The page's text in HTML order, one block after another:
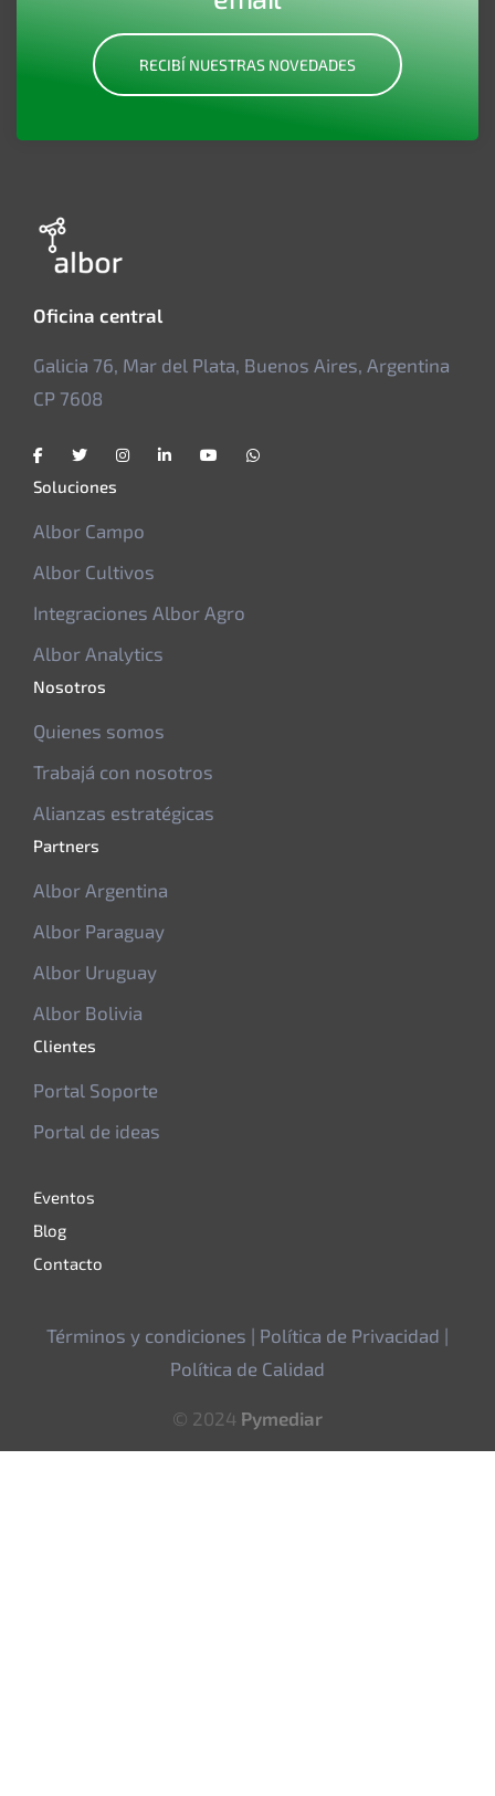
RECIBÍ NUESTRAS NOVEDADES
Oficina central
Galicia 76, Mar del Plata, Buenos Aires, Argentina
CP 7608
Soluciones
Albor Campo
Albor Cultivos
Integraciones Albor Agro
Albor Analytics
Nosotros
Quienes somos
Trabajá con nosotros
Alianzas estratégicas
Partners
Albor Argentina
Albor Paraguay
Albor Uruguay
Albor Bolivia
Clientes
Portal Soporte
Portal de ideas
Eventos
Blog
Contacto
Términos y condiciones | Política de Privacidad |
Política de Calidad
© 2024 Pymediar